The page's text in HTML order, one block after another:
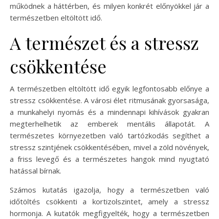
működnek a háttérben, és milyen konkrét előnyökkel jár a
természetben eltöltött idő.
A természet és a stressz
csökkentése
A természetben eltöltött idő egyik legfontosabb előnye a
stressz csökkentése. A városi élet ritmusának gyorsasága,
a munkahelyi nyomás és a mindennapi kihívások gyakran
megterhelhetik az emberek mentális állapotát. A
természetes környezetben való tartózkodás segíthet a
stressz szintjének csökkentésében, mivel a zöld növények,
a friss levegő és a természetes hangok mind nyugtató
hatással bírnak.
Számos kutatás igazolja, hogy a természetben való
időtöltés csökkenti a kortizolszintet, amely a stressz
hormonja. A kutatók megfigyelték, hogy a természetben